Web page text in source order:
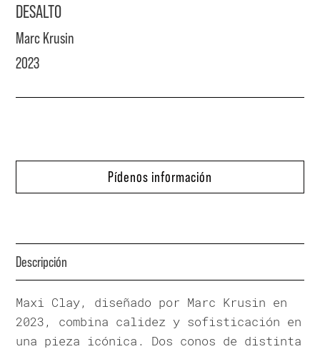
DESALTO
Marc Krusin
2023
Pídenos información
Descripción
Maxi Clay, diseñado por Marc Krusin en
2023, combina calidez y sofisticación en
una pieza icónica. Dos conos de distinta